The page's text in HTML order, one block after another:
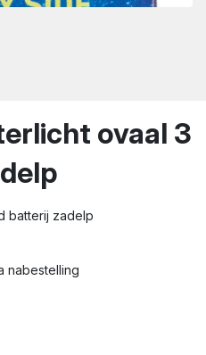
ovaal 3
batterij zadelp
nabestelling